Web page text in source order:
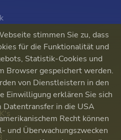
stimmen Sie zu, dass
für die Funktionalität und
Statistik-Cookies und
Browser gespeichert werden.
von Dienstleistern in den
Einwilligung erklären Sie sich
Datentransfer in die USA
Recht können
und Überwachungszwecken